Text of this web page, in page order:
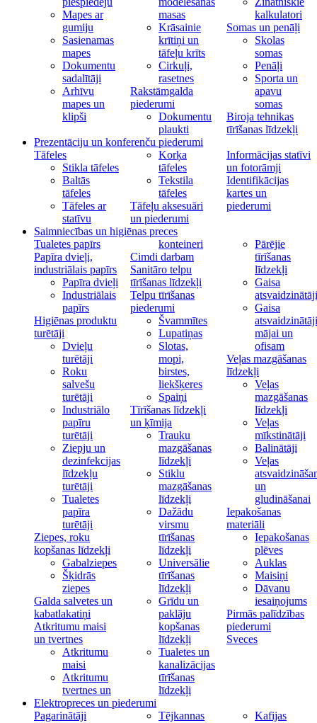
Mapes ar
gumiju
Sasienamas
mapes
Dokumentu
sadalītāji
Arhīvu
mapes un
klipši
masas
Krāsainie
krītiņi un
tāfeļu krīts
Cirkuļi,
rasetnes
Rakstāmgalda
piederumi
Dokumentu
plaukti
kalkulatori
Somas un penāļi
Skolas
somas
Penāļi
Sporta un
apavu
somas
Biroja tehnikas
tīrīšanas līdzekļi
Prezentāciju un konferenču piederumi
Tāfeles
Stikla tāfeles
Baltās
tāfeles
Tāfeles ar
statīvu
Korķa
tāfeles
Tekstila
tāfeles
Tāfeļu aksesuāri
un piederumi
Informācijas statīvi
un fotorāmji
Identifikācijas
kartes un
piederumi
Saimniecības un higiēnas preces
Tualetes papīrs
Papīra dvieļi,
industriālais papīrs
Papīra dvieļi
Industriālais
papīrs
Higiēnas produktu
turētāji
Dvieļu
turētāji
Roku
salvešu
turētāji
Industriālo
papīru
turētāji
Ziepju un
dezinfekcijas
līdzekļu
turētāji
Tualetes
papīra
turētāji
Ziepes, roku
kopšanas līdzekļi
Gabalziepes
Šķidrās
ziepes
Galda salvetes un
kabatlakatiņi
Atkritumu maisi
un tvertnes
Atkritumu
maisi
Atkritumu
tvertnes un
konteineri
Cimdi darbam
Sanitāro telpu
tīrīšanas līdzekļi
Telpu tīrīšanas
piederumi
Švammītes
Lupatiņas
Slotas,
mopi,
birstes,
liekšķeres
Spaiņi
Tīrīšanas līdzekļi
un ķīmija
Trauku
mazgāšanas
līdzekļi
Stiklu
mazgāšanas
līdzekļi
Dažādu
virsmu
tīrīšanas
līdzekļi
Universālie
tīrīšanas
līdzekļi
Grīdu un
paklāju
kopšanas
līdzekļi
Tualetes un
kanalizācijas
tīrīšanas
līdzekļi
Pārējie
tīrīšanas
līdzekļi
Gaisa
atsvaidzinātāji
Gaisa
atsvaidzinātāji
mājai un
ofisam
Veļas mazgāšanas
līdzekļi
Veļas
mazgāšanas
līdzekļi
Veļas
mīkstinātāji
Balinātāji
Veļas
un
gludināšanai
Iepakošanas
materiāli
Iepakošanas
plēves
Auklas
Maisiņi
Dāvanu
iesaiņojums
Pirmās palīdzības
piederumi
Sveces
Elektropreces un piederumi
Pagarinātāji
Tējkannas
Kafijas